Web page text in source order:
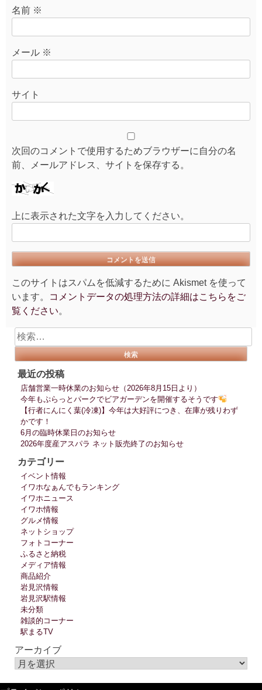
名前 ※
メール ※
サイト
次回のコメントで使用するためブラウザーに自分の名
前、メールアドレス、サイトを保存する。
上に表示された文字を入力してください。
このサイトはスパムを低減するために Akismet を使って
います。
コメントデータの処理方法の詳細はこちらをご
覧ください。
検
索:
最近の投稿
店舗営業一時休業のお知らせ（2026年8月15日より）
今年もぷらっとパークでビアガーデンを開催するそうです
【行者にんにく葉(冷凍)】今年は大好評につき、在庫が残りわず
かです！
6月の臨時休業日のお知らせ
2026年度産アスパラ ネット販売終了のお知らせ
カテゴリー
イベント情報
イワホなぁんでもランキング
イワホニュース
イワホ情報
グルメ情報
ネットショップ
フォトコーナー
ふるさと納税
メディア情報
商品紹介
岩見沢情報
岩見沢駅情報
未分類
雑談的コーナー
駅まるTV
アーカイブ